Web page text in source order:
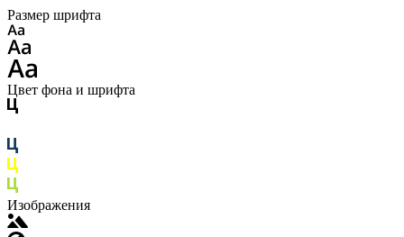
Размер шрифта
Цвет фона и шрифта
Изображения